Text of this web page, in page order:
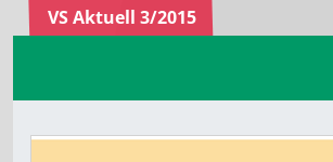
VS Aktuell 3/2015